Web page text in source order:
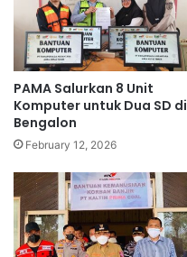
PAMA Salurkan 8 Unit
Komputer untuk Dua SD di
Bengalon
February 12, 2026